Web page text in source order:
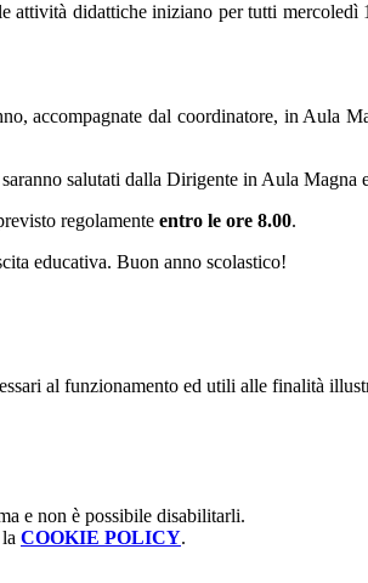
didattiche iniziano per tutti
accompagnate dal coordinatore, in Aula
salutati dalla Dirigente in Aula Magna
regolamente entro le ore 8.00.
educativa. Buon anno scolastico!
al funzionamento ed utili alle finalità
e non è possibile disabilitarli.
COOKIE POLICY.